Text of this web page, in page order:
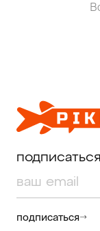
подписаться